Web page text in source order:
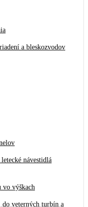
a bleskozvodov
návestidlá
vo výškach
do veterných turbín a